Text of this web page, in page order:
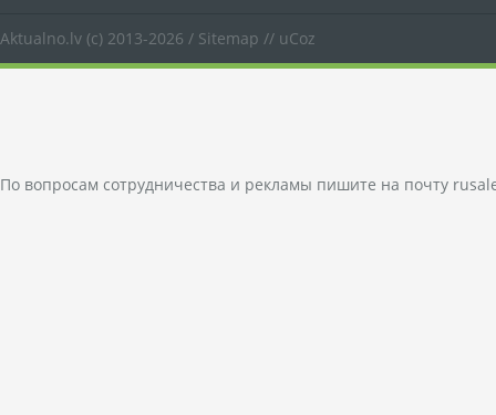
Aktualno.lv (c) 2013-2026 / Sitemap // uCoz
По вопросам сотрудничества и рекламы пишите на почту